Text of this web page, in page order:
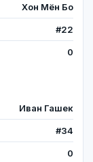
Хон Мён Бо
#22
0
Иван Гашек
#34
0